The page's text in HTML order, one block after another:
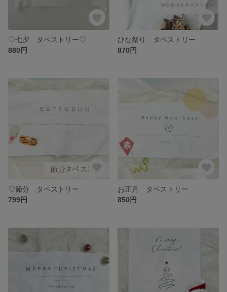
♡七夕 タペストリー♡
880円
ひな祭り タペストリー
870円
♡節分 タペストリー
799円
お正月 タペストリー
850円